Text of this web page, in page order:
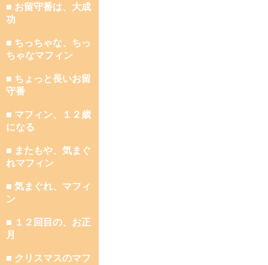
■ お留守番は、大成
功
■ ちっちゃな、ちっ
ちゃなマフィン
■ ちょっと長いお留
守番
■ マフィン、１２歳
になる
■ またもや、気まぐ
れマフィン
■ 気まぐれ、マフィ
ン
■ １２回目の、お正
月
■ クリスマスのマフ